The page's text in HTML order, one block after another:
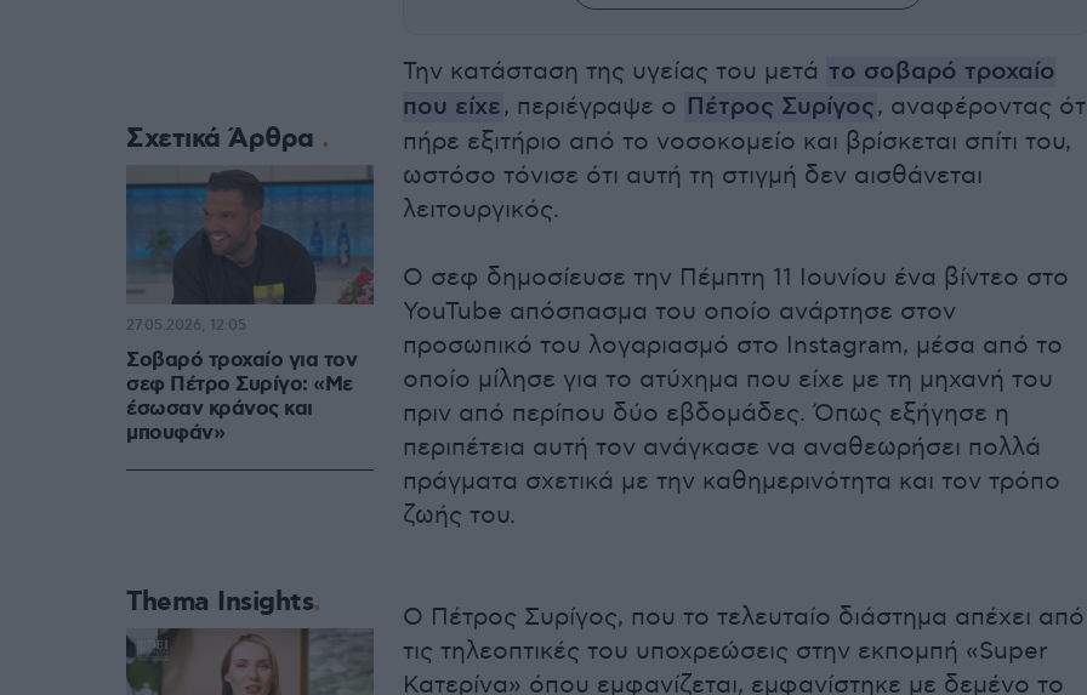
Την κατάσταση της υγείας του μετά το σοβαρό τροχαίο
που είχε, περιέγραψε ο Πέτρος Συρίγος, αναφέροντας
πήρε εξιτήριο από το νοσοκομείο και βρίσκεται σπίτι του,
ωστόσο τόνισε ότι αυτή τη στιγμή δεν αισθάνεται
λειτουργικός.
Ο σεφ δημοσίευσε την Πέμπτη 11 Ιουνίου ένα βίντεο στο
YouTube απόσπασμα του οποίο ανάρτησε στον
προσωπικό του λογαριασμό στο Instagram, μέσα από το
οποίο μίλησε για το ατύχημα που είχε με τη μηχανή του
πριν από περίπου δύο εβδομάδες. Όπως εξήγησε η
περιπέτεια αυτή τον ανάγκασε να αναθεωρήσει πολλά
πράγματα σχετικά με την καθημερινότητα και τον τρόπο
ζωής του.
Ο Πέτρος Συρίγος, που το τελευταίο διάστημα απέχει από
τις τηλεοπτικές του υποχρεώσεις στην εκπομπή «Super
Κατερίνα» όπου εμφανίζεται, εμφανίστηκε με δεμένο το
Σχετικά Άρθρα
Σοβαρό τροχαίο για τον
σεφ Πέτρο Συρίγο: «Με
έσωσαν κράνος και
μπουφάν»
27.05.2026, 12:05
Thema Insights